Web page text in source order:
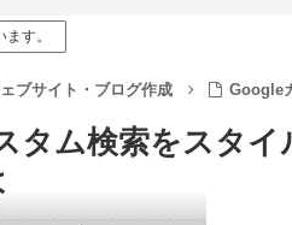
す。
ブサイト・ブログ作成 Google
タム検索をスタ